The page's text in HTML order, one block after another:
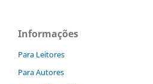
Informações
Para Leitores
Para Autores